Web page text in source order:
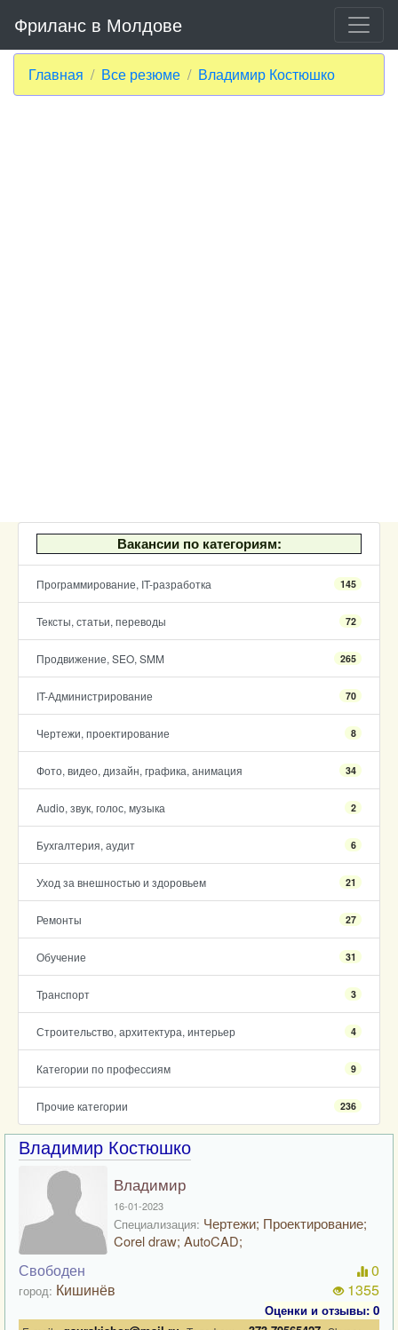
Фриланс в Молдове
Главная Все резюме Владимир Костюшко
Вакансии по категориям:
Программирование, IT-разработка 145
Тексты, статьи, переводы 72
Продвижение, SEO, SMM 265
IT-Администрирование 70
Чертежи, проектирование 8
Фото, видео, дизайн, графика, анимация 34
Audio, звук, голос, музыка 2
Бухгалтерия, аудит 6
Уход за внешностью и здоровьем 21
Ремонты 27
Обучение 31
Транспорт 3
Строительство, архитектура, интерьер 4
Категории по профессиям 9
Прочие категории 236
Владимир Костюшко
Владимир
16-01-2023
Специализация: Чертежи; Проектирование;
Corel draw; AutoCAD;
Свободен
город: Кишинёв
0
1355
Оценки и отзывы: 0